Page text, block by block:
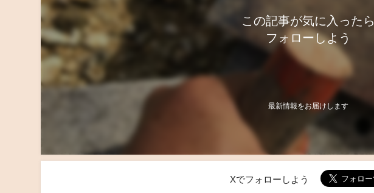
この記事が気に入ったら
フォローしよう
最新情報をお届けします
Xでフォローしよう